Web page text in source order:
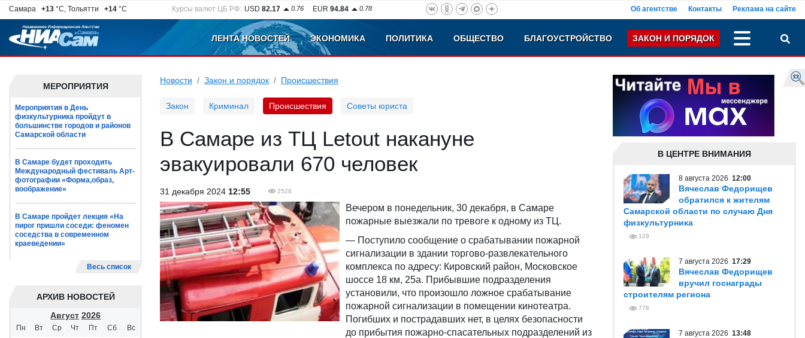
Самара +13 °C, Тольятти +14 °C Курсы валют ЦБ РФ: USD 82.17 0.76 EUR 94.84 0.78 Об агентстве Контакты Реклама на сайте
ЛЕНТА НОВОСТЕЙ ЭКОНОМИКА ПОЛИТИКА ОБЩЕСТВО БЛАГОУСТРОЙСТВО ЗАКОН И ПОРЯДОК
МЕРОПРИЯТИЯ
Мероприятия в День
физкультурника пройдут в
большинстве городов и районов
Самарской области
В Самаре будет проходить
Международный фестиваль Арт-
фотографии «Форма,образ,
воображение»
В Самаре пройдет лекция «На
пирог пришли соседи: феномен
соседства в современном
краеведении»
Весь список
АРХИВ НОВОСТЕЙ
Август 2026
Пн Вт Ср Чт Пт Сб
Вс
Новости Закон и порядок Происшествия
Закон Криминал Происшествия Советы юриста
В Самаре из ТЦ Letout накануне
эвакуировали 670 человек
31 декабря 2024 12:55 2528
Вечером в понедельник, 30 декабря, в Самаре
пожарные выезжали по тревоге к одному из ТЦ.
— Поступило сообщение о срабатывании пожарной
сигнализации в здании торгово-развлекательного
комплекса по адресу: Кировский район, Московское
шоссе 18 км, 25а. Прибывшие подразделения
установили, что произошло ложное срабатывание
пожарной сигнализации в помещении кинотеатра.
Погибших и пострадавших нет, в целях безопасности
до прибытия пожарно-спасательных подразделений из
В ЦЕНТРЕ ВНИМАНИЯ
8 августа 2026 12:00
Вячеслав Федорищев
обратился к жителям
Самарской области по случаю Дня
физкультурника
129
7 августа 2026 17:29
Вячеслав Федорищев
вручил госнаграды
строителям региона
778
7 августа 2026 13:48